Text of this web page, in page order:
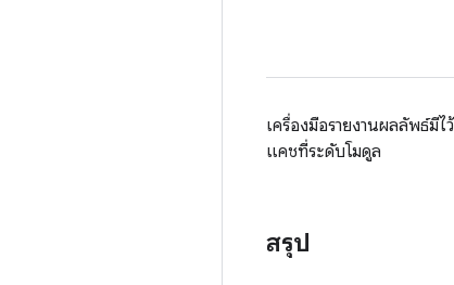
เครื่องมือรายงานผลลัพธ์มี
แคชที่ระดับโมดูล
สรุป